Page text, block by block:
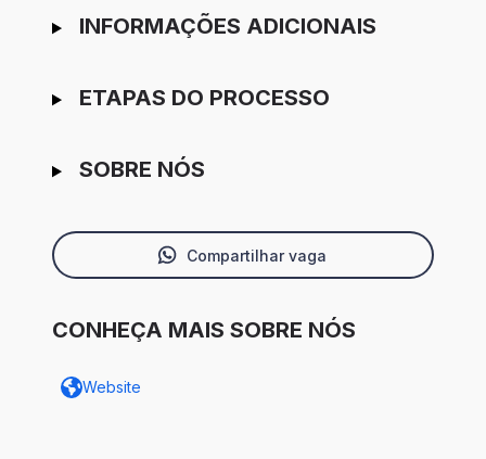
INFORMAÇÕES ADICIONAIS
ETAPAS DO PROCESSO
SOBRE NÓS
Compartilhar vaga
CONHEÇA MAIS SOBRE NÓS
Website